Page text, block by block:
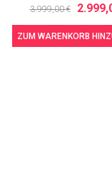
3.999,00 €
ZUM WARENKORB